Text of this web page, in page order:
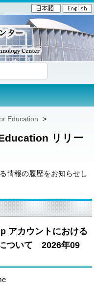
Education >
リリー
情報の履歴をお知らせし
アカウントにおける
ついて 2026年09